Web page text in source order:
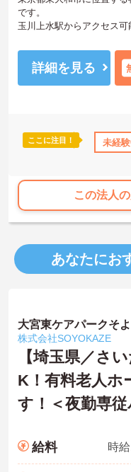
・補助 年間休日110日以
です。
玉川上水駅からアクセス
当、退職金制度など福利厚
も併設しており、幅広い
仕事と私生活を両立しや
・残業ほぼなし
→ プライベートの時間も
安心して長く働きやすい環
→ 将来を見据えて安定し
■ 多彩な福祉に触れて成長
幅広い知識や経験を身につ
・ユニット型特別養護老人
→ 福祉職としてスキルア
詳細を見る
ここに注目！ 未経
この法人
あなたにお
大宮東ケアパークそ
株式会社SOYOKAZE
【埼玉県／さ
K！有料老人ホ
す！＜夜勤専従
給料 時